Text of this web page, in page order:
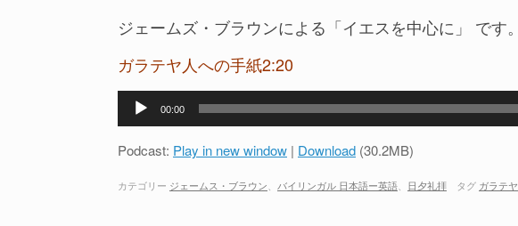
ジェームズ・ブラウンによる「イエスを中心に」 です。
ガラテヤ人への手紙2:20
プ
ー
00:00
Podcast: Play in new window | Download (30.2MB)
カテゴリー ジェームス・ブラウン バイリンガル 日本語ー英語 日夕礼拝 タグ ガラテヤ